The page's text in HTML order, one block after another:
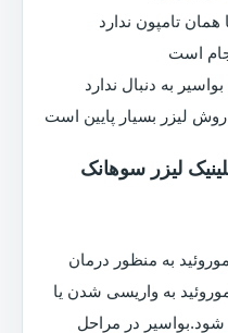
تامپون ندارد
است
به دنبال ندارد
لیزر بسیار پایین است
لیزر سوهانک
به منظور درمان
به واریسی شدن یا
در مراحل